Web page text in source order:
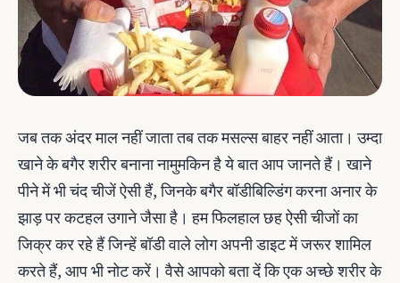
जब तक अंदर माल नहीं जाता तब तक मसल्‍स बाहर नहीं आता। उम्‍दा
खाने के बगैर शरीर बनाना नामुमकिन है ये बात आप जानते हैं। खाने
पीने में भी चंद चीजें ऐसी हैं, जिनके बगैर बॉडीबिल्‍डिंग करना अनार के
झाड़ पर कटहल उगाने जैसा है। हम फिलहाल छह ऐसी चीजों का
जिक्र कर रहे हैं जिन्‍हें बॉडी वाले लोग अपनी डाइट में जरूर शामिल
करते हैं, आप भी नोट करें। वैसे आपको बता दें कि एक अच्‍छे शरीर के